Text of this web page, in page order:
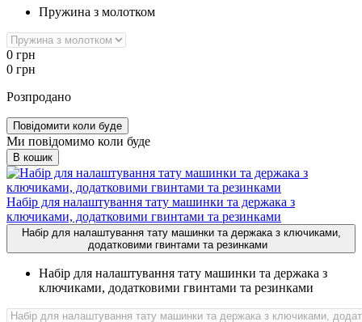
Пружина з молотком
0 грн
0 грн
Розпродано
Повідомити коли буде
Ми повідомимо коли буде
В кошик
Набір для налаштування тату машинки та держака з
ключиками, додатковими гвинтами та резинками
Набір для налаштування тату машинки та держака з ключиками,
додатковими гвинтами та резинками
Набір для налаштування тату машинки та держака з
ключиками, додатковими гвинтами та резинками